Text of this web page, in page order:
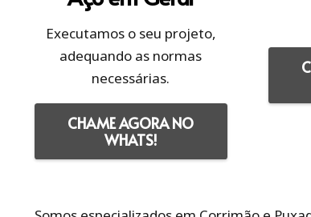
Executamos o seu projeto,
adequando as normas
necessárias.
CHAME AGORA NO
WHATS!